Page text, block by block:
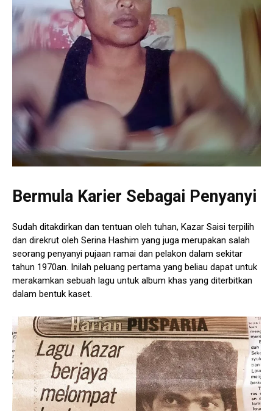
Bermula Karier Sebagai Penyanyi
Sudah ditakdirkan dan tentuan oleh tuhan, Kazar Saisi terpilih
dan direkrut oleh Serina Hashim yang juga merupakan salah
seorang penyanyi pujaan ramai dan pelakon dalam sekitar
tahun 1970an. Inilah peluang pertama yang beliau dapat untuk
merakamkan sebuah lagu untuk album khas yang diterbitkan
dalam bentuk kaset.